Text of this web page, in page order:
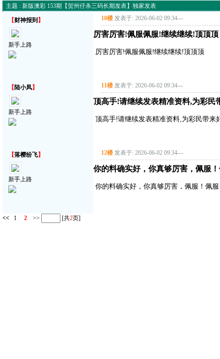
主题 : 新版澳彩 153期【贺州仔杀三码长期发表】独家发表
【财神报到 】
新手上路
10楼 发表于: 2026-06-02 09:34---
厉害厉害!佩服佩服!继续继续!顶顶顶
厉害厉害!佩服佩服!继续继续!顶顶顶
【 陆小凤】
新手上路
11楼 发表于: 2026-06-02 09:34---
顶高手!请继续发表精准资料,为彩
顶高手!请继续发表精准资料,为彩民带来
【落樱纷飞】
新手上路
12楼 发表于: 2026-06-02 09:34---
你的料确实好，你真够厉害，佩服
你的料确实好，你真够厉害，佩服！佩
<< 1 2 >> [共2页]